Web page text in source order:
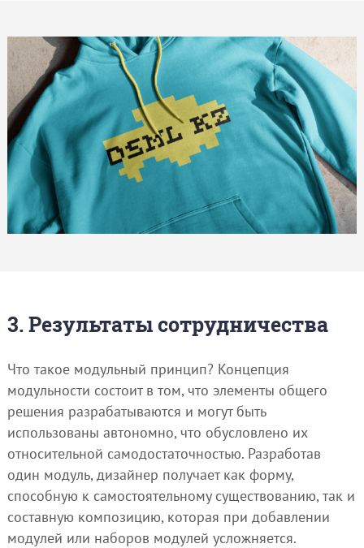
3. Результаты сотрудничества
Что такое модульный принцип? Концепция
модульности состоит в том, что элементы общего
решения разрабатываются и могут быть
использованы автономно, что обусловлено их
относительной самодостаточностью. Разработав
один модуль, дизайнер получает как форму,
способную к самостоятельному существованию, так и
составную композицию, которая при добавлении
модулей или наборов модулей усложняется.